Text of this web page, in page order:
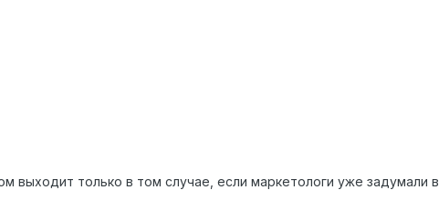
выходит только в том случае, если маркетологи уже задумали